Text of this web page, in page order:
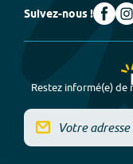
Suivez-nous !
Restez informé(e) de